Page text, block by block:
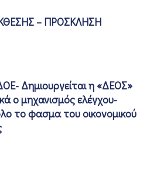
– ΠΡΟΣΚΛΗΣΗ
Δημιουργείται η «ΔΕΟΣ»
ο μηχανισμός ελέγχου-
το φασμα του οικονομικού